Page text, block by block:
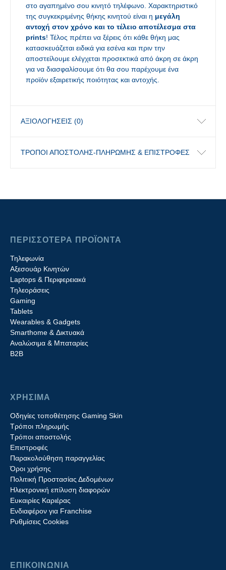
στο αγαπημένο σου κινητό τηλέφωνο. Χαρακτηριστικό
της συγκεκριμένης θήκης κινητού είναι η μεγάλη
αντοχή στον χρόνο και το τέλειο αποτέλεσμα στα
prints! Τέλος πρέπει να ξέρεις ότι κάθε θήκη μας
κατασκευάζεται ειδικά για εσένα και πριν την
αποστείλουμε ελέγχεται προσεκτικά από άκρη σε άκρη
για να διασφαλίσουμε ότι θα σου παρέχουμε ένα
προϊόν εξαιρετικής ποιότητας και αντοχής.
ΑΞΙΟΛΟΓΉΣΕΙΣ (0)
ΤΡΟΠΟΙ ΑΠΟΣΤΟΛΗΣ-ΠΛΗΡΩΜΗΣ & ΕΠΙΣΤΡΟΦΕΣ
ΠΕΡΙΣΣΟΤΕΡΑ ΠΡΟΪΟΝΤΑ
Τηλεφωνία
Αξεσουάρ Κινητών
Laptops & Περιφερειακά
Τηλεοράσεις
Gaming
Tablets
Wearables & Gadgets
Smarthome & Δικτυακά
Aναλώσιμα & Μπαταρίες
Β2B
ΧΡΗΣΙΜΑ
Οδηγίες τοποθέτησης Gaming Skin
Τρόποι πληρωμής
Τρόποι αποστολής
Επιστροφές
Παρακολούθηση παραγγελίας
Όροι χρήσης
Πολιτική Προστασίας Δεδομένων
Ηλεκτρονική επίλυση διαφορών
Ευκαιρίες Καριέρας
Ενδιαφέρον για Franchise
Ρυθμίσεις Cookies
ΕΠΙΚΟΙΝΩΝΙΑ